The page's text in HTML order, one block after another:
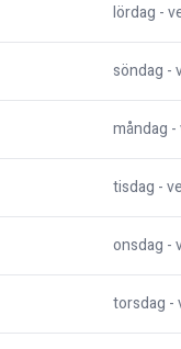
lördag -
söndag -
måndag -
tisdag -
onsdag -
torsdag -